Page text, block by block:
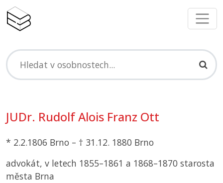
JUDr. Rudolf Alois Franz Ott
* 2.2.1806 Brno – † 31.12. 1880 Brno
advokát, v letech 1855–1861 a 1868–1870 starosta
města Brna